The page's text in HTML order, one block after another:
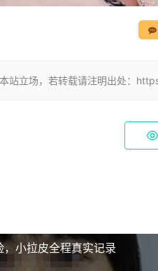
站立场，若转载请注明出处：
小拉皮全程真实记录